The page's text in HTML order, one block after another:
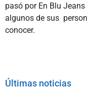
pasó por En Blu
algunos de sus
conocer.
Últimas noticias